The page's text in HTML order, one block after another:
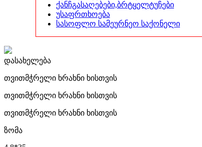
ქანჩგასაღებები,ბრტყელტუჩები
უსაფრთხოება
სასოფლო სამეურნეო საქონელი
დასახელება
თვითმჭრელი ხრახნი ხისთვის
თვითმჭრელი ხრახნი ხისთვის
თვითმჭრელი ხრახნი ხისთვის
ზომა